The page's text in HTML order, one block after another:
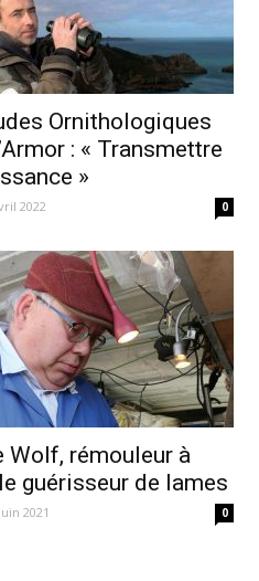
Ornithologiques
: « Transmettre
»
2022 0
Wolf, rémouleur à
guérisseur de lames
2021 0